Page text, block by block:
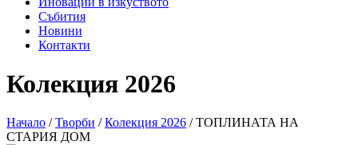
Събития
Новини
Контакти
Колекция 2026
Начало /Творби /Колекция 2026 /ТОПЛИНАТА НА
СТАРИЯ ДОМ